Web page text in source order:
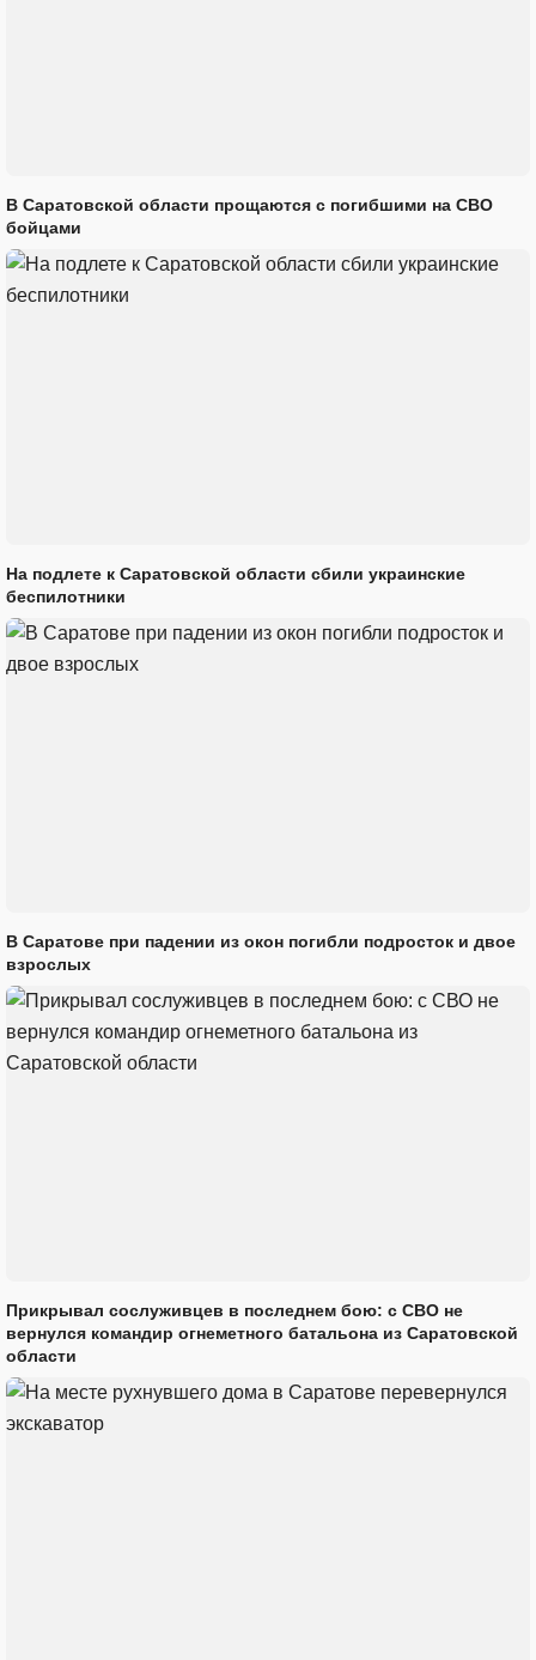
В Саратовской области прощаются с погибшими на СВО
бойцами
На подлете к Саратовской области сбили украинские
беспилотники
В Саратове при падении из окон погибли подросток и двое
взрослых
Прикрывал сослуживцев в последнем бою: с СВО не
вернулся командир огнеметного батальона из Саратовской
области